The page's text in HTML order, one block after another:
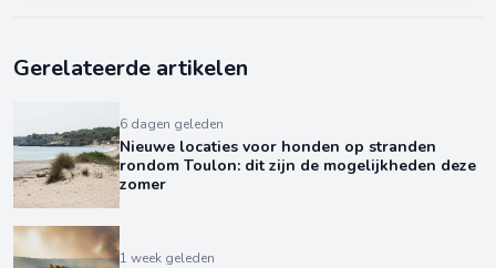
Gerelateerde artikelen
6 dagen geleden
Nieuwe locaties voor honden op stranden
rondom Toulon: dit zijn de mogelijkheden deze
zomer
1 week geleden